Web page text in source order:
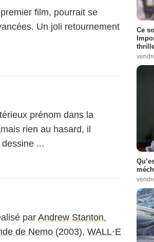
film, pourrait se
Un joli retournement
prénom dans la
rien au hasard, il
...
par Andrew Stanton,
de Nemo (2003), WALL·E
Ce